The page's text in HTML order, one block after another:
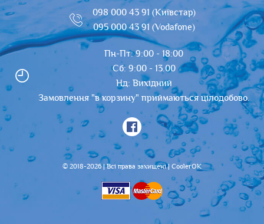
098 000 43 91 (Київстар)
095 000 43 91 (Vodafone)
Пн-Пт: 9:00 - 18:00
Сб: 9:00 - 13.00
Нд: Вихідний
Замовлення "в корзину" приймаються цілодобово.
© 2018-2026 | Всі права захищені | CoolerOK